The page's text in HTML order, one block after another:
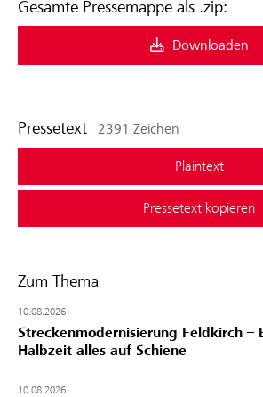
Gesamte Pressemappe als .zip:
Downloaden
Pressetext 2391 Zeichen
Plaintext
Pressetext kopieren
Zum Thema
10.08.2026
Streckenmodernisierung Feldkirch –
Halbzeit alles auf Schiene
10.08.2026